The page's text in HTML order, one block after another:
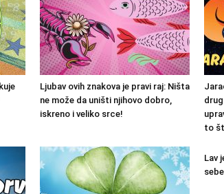
Ljubav ovih znakova je pravi raj: Ništa
ne može da uništi njihovo dobro,
iskreno i veliko srce!
to
Lav